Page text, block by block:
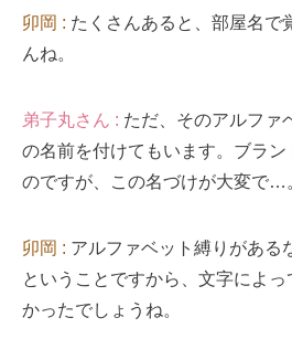
卯岡 : たくさんあると、部屋名で
んね。
弟子丸さん : ただ、そのアルファ
の名前を付けてもいます。ブラ
のですが、この名づけが大変で…
卯岡 : アルファベット縛りがある
ということですから、文字によ
かったでしょうね。